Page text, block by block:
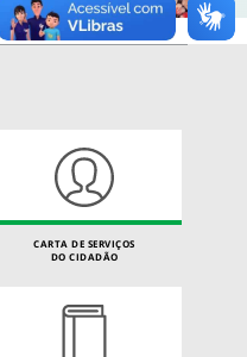
CARTA DE SERVIÇOS
DO CIDADÃO